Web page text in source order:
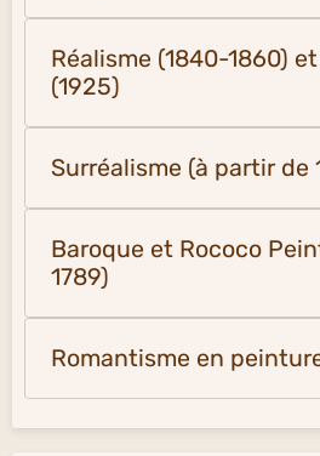
Réalisme (1840-1860)
(1925)
Surréalisme (à partir de
Baroque et Rococo
1789)
Romantisme en